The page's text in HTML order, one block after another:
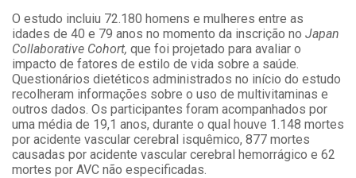
O estudo incluiu 72.180 homens e mulheres entre as
idades de 40 e 79 anos no momento da inscrição no Japan
Collaborative Cohort, que foi projetado para avaliar o
impacto de fatores de estilo de vida sobre a saúde.
Questionários dietéticos administrados no início do estudo
recolheram informações sobre o uso de multivitaminas e
outros dados. Os participantes foram acompanhados por
uma média de 19,1 anos, durante o qual houve 1.148 mortes
por acidente vascular cerebral isquêmico, 877 mortes
causadas por acidente vascular cerebral hemorrágico e 62
mortes por AVC não especificadas.